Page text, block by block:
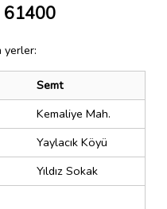
61400
yerler:
Semt
Kemaliye Mah.
Yaylacık Köyü
Yıldız Sokak